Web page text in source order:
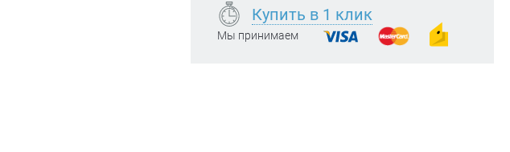
Купить в 1 клик
Мы принимаем